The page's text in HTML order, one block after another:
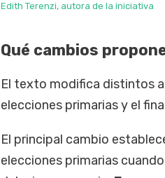
Edith Terenzi, autora de la iniciativa
Qué cambios
El texto modifica distintos
elecciones primarias y el
El principal cambio
elecciones primarias